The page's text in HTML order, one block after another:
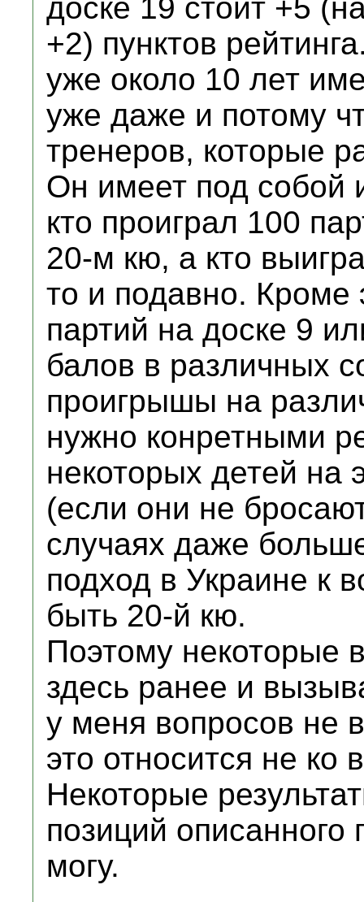
доске 19 стоит +5
+2) пунктов
уже около 10 лет
уже даже и потому
тренеров, которые
Он имеет под собой
кто проиграл 100
20-м кю, а кто
то и подавно. Кроме
партий на доске 9
балов в различных
проигрышы на
нужно конретными
некоторых детей на
(если они не
случаях даже
подход в Украине к
быть 20-й кю.
Поэтому некоторые
здесь ранее и
у меня вопросов не
это относится не ко
Некоторые
позиций описанного
могу.